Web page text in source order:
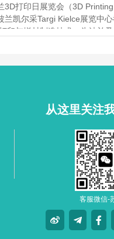
3D打印日展览会（3D
兰凯尔采Targi Kielce展览中
印与增材制造技术，为波兰
从这里关注
客服微信-